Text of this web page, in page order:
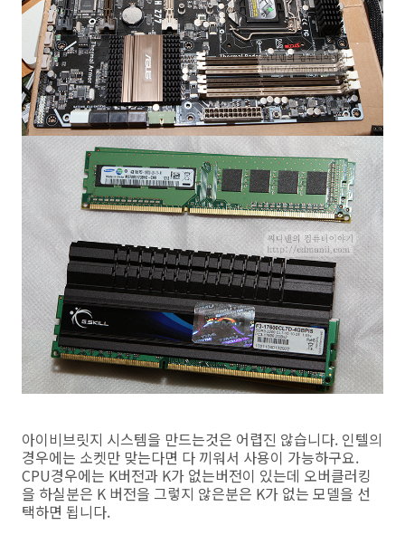
아이비브릿지 시스템을 만드는것은 어렵진 않습니다. 인텔의
경우에는 소켓만 맞는다면 다 끼워서 사용이 가능하구요.
CPU경우에는 K버전과 K가 없는버전이 있는데 오버클러킹
을 하실분은 K 버전을 그렇지 않은분은 K가 없는 모델을 선
택하면 됩니다.